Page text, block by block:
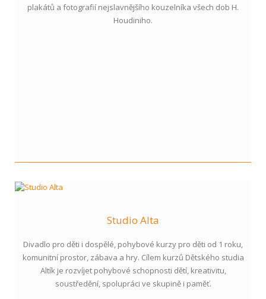
plakátů a fotografií nejslavnějšího kouzelníka všech dob H.
Houdiniho.
Studio Alta
Divadlo pro děti i dospělé, pohybové kurzy pro děti od 1 roku,
komunitní prostor, zábava a hry. Cílem kurzů Dětského studia
Altík je rozvíjet pohybové schopnosti dětí, kreativitu,
soustředění, spolupráci ve skupině i paměť.